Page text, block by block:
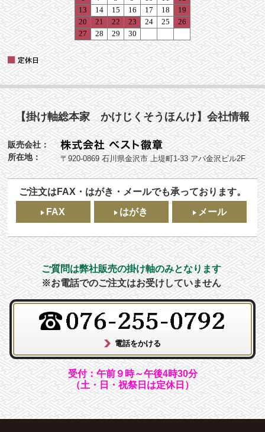
【掛け軸総本家 かけじくそうほんけ】会社情報
販売会社：
所在地：
〒920-0869 石川県金沢市 上堤町1-33 アパ金沢ビル2F
ご注文はFAX・はがき・メールでも承っております。
FAX
はがき メール
ご質問は弊社販売の掛け軸のみとなります
※お電話でのご注文はお受けしていません
受付：午前９時～午後4時30分
（土・日・祝祭日は定休日）